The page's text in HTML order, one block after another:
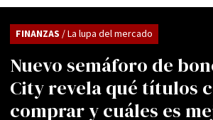
Nuevo semáforo de
City revela qué títulos
comprar y cuáles es
FINANZAS / La lupa del mercado